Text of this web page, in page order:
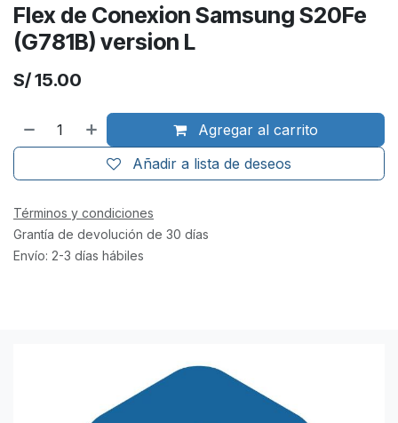
Flex de Conexion Samsung S20Fe
(G781B) version L
S/15.00
Agregar al carrito
Añadir a lista de deseos
Términos y condiciones
Grantía de devolución de 30 días
Envío: 2-3 días hábiles